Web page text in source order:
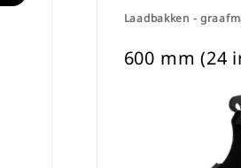
Laadbakken -
600 mm (24